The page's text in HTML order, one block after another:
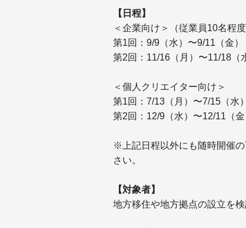
【日程】
＜企業向け＞（従業員10名程
第1回：9/9（水）〜9/11（金
第2回：11/16（月）〜11/18
＜個人クリエイター向け＞
第1回：7/13（月）〜7/15（
第2回：12/9（水）〜12/11
※上記日程以外にも随時開催
さい。
【対象者】
地方移住や地方拠点の設立を